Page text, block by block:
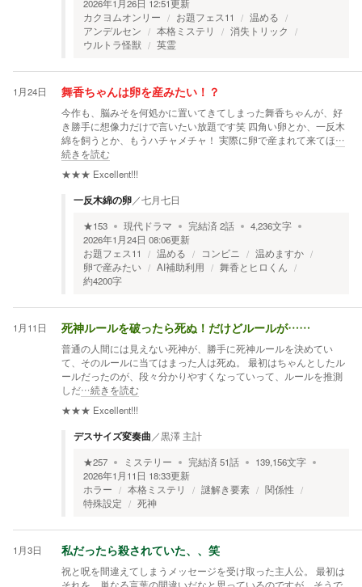
2026年1月26日 12:51更新
カクヨムオンリー
お題フェス11
温める
アンデルセン
本格ミステリ
消失トリック
ウルトラ怪獣
英霊
1月24日 舞香ちゃんは卵を産みたい！？
今作も、脳みそを何処かに置いてきてしまった舞香ちゃんが、好
き勝手に想像力だけで言いたい放題です笑 四角い卵とか、一反木
綿を飼うとか、もうハチャメチャ！ 実際に卵で産まれて来てほ…
続きを読む
★★★ Excellent!!!
一反木綿の卵／七月七日
★153 現代ドラマ 完結済2話 4,236文字
2026年1月24日 08:06更新
お題フェス11
温める コンビニ
温めますか
卵で産みたい
AI補助利用
舞香とヒロくん
約4200字
1月11日 死神ルールを破ったら死ぬ！だけどルールが……
普通の人間には見えない死神が、勝手に死神ルールを決めてい
て、そのルールに当てはまった人は死ぬ。 最初はちゃんとしたル
ールだったのが、段々分かりやすくなっていって、ルールを推測
しだ…続きを読む
★★★ Excellent!!!
デスサイズ変奏曲 ／黒澤 主計
★257 ミステリー 完結済51話 139,156文字
2026年1月11日 18:33更新
ホラー
本格ミステリ 謎解き要素
関係性
特殊設定
死神
1月3日 私だったら殺されていた、、笑
祝と呪を間違えてしまうメッセージを受け取った主人公。 最初は